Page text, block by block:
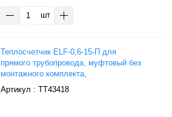
шт
Теплосчетчик ELF-0,6-15-П для
прямого трубопровода, муфтовый без
монтажного комплекта,
Тепловодомер
: ТТ43418